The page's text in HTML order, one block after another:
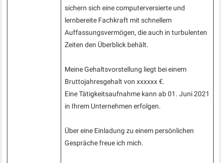
sichern sich eine computerversierte und
lernbereite Fachkraft mit schnellem
Auffassungsvermögen, die auch in turbulenten
Zeiten den Überblick behält.
Meine Gehaltsvorstellung liegt bei einem
Bruttojahresgehalt von xxxxxx €.
Eine Tätigkeitsaufnahme kann ab 01. Juni 2021
in Ihrem Unternehmen erfolgen.
Über eine Einladung zu einem persönlichen
Gespräche freue ich mich.